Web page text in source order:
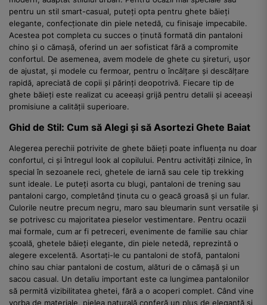
pentru un stil smart-casual, puteți opta pentru ghete băieți
elegante, confecționate din piele netedă, cu finisaje impecabile.
Acestea pot completa cu succes o ținută formată din pantaloni
chino și o cămașă, oferind un aer sofisticat fără a compromite
confortul. De asemenea, avem modele de ghete cu șireturi, ușor
de ajustat, și modele cu fermoar, pentru o încălțare și descălțare
rapidă, apreciată de copii și părinți deopotrivă. Fiecare tip de
ghete băieți este realizat cu aceeași grijă pentru detalii și aceeași
promisiune a calității superioare.
Ghid de Stil: Cum să Alegi și să Asortezi Ghete Baiat
Alegerea perechii potrivite de ghete băieți poate influența nu doar
confortul, ci și întregul look al copilului. Pentru activități zilnice, în
special în sezoanele reci, ghetele de iarnă sau cele tip trekking
sunt ideale. Le puteți asorta cu blugi, pantaloni de trening sau
pantaloni cargo, completând ținuta cu o geacă groasă și un fular.
Culorile neutre precum negru, maro sau bleumarin sunt versatile și
se potrivesc cu majoritatea pieselor vestimentare. Pentru ocazii
mai formale, cum ar fi petreceri, evenimente de familie sau chiar
școală, ghetele băieți elegante, din piele netedă, reprezintă o
alegere excelentă. Asortați-le cu pantaloni de stofă, pantaloni
chino sau chiar pantaloni de costum, alături de o cămașă și un
sacou casual. Un detaliu important este ca lungimea pantalonilor
să permită vizibilitatea ghetei, fără a o acoperi complet. Când vine
vorba de materiale, pielea naturală conferă un plus de eleganță și